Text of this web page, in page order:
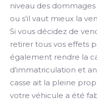
niveau des
ou s’il vaut mieux la
Si vous décidez de
retirer tous vos effets
également rendre la
d’immatriculation et
casse ait la pleine
votre véhicule a été